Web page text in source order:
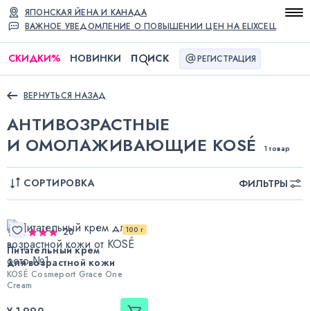
ВАЖНОЕ УВЕДОМЛЕНИЕ О ПОВЫШЕНИИ ЦЕН НА ELIXCELL
ЯПОНСКАЯ ЙЕНА И КАНАДА
СКИДКИ% НОВИНКИ П ИСК РЕГИСТРАЦИЯ
ВЕРНУТЬСЯ НАЗАД
АНТИВОЗРАСТНЫЕ
И ОМОЛАЖИВАЮЩИЕ KOSÉ
1 товар
СОРТИРОВКА ФИЛЬТРЫ
100 г
20
Питательный крем
для возрастной кожи
KOSÉ Cosmeport Grace One
Cream